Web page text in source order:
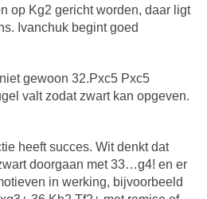
op Kg2 gericht worden, daar ligt
Ivanchuk begint goed
gewoon 32.Pxc5 Pxc5
valt zodat zwart kan opgeven.
heeft succes. Wit denkt dat
doorgaan met 33…g4! en er
in werking, bijvoorbeeld